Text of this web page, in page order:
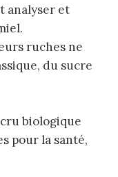
analyser et
ruches ne
du sucre
biologique
pour la santé,